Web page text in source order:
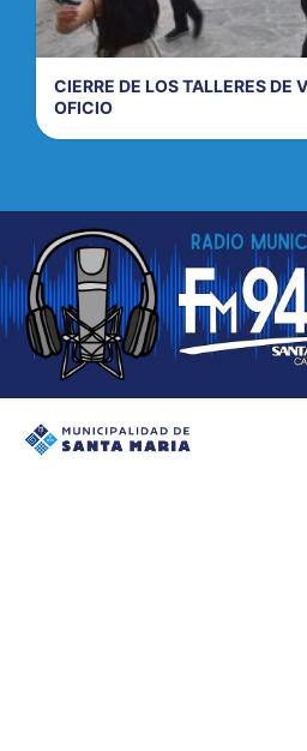
CIERRE DE LOS TALLERES DE
OFICIO